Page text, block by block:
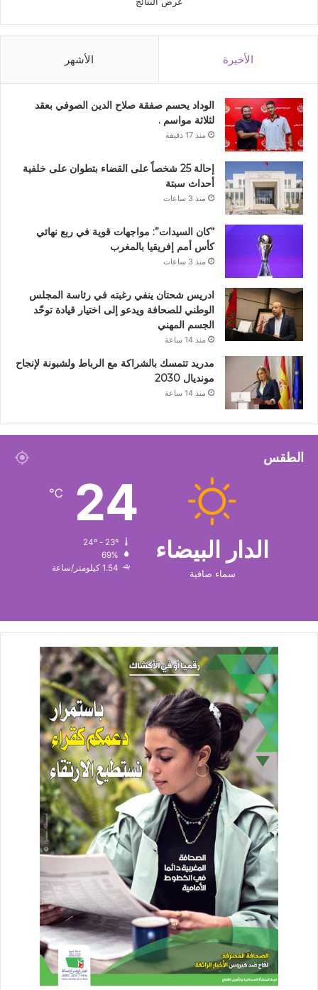
الأخيرة الأشهر
الوداد يحسم صفقة صلاح الدين الصوفي بعقد
لثلاثة مواسم .
منذ 17 دقيقة
إحالة 25 شخصاً على القضاء بتطوان على خلفية
أحداث سبتة
منذ 3 ساعات
“كان السيدات”: مواجهات قوية في ربع نهائي
كأس أمم إفريقيا بالمغرب
منذ 3 ساعات
ادريس شحتان ينفي رغبته في رئاسة المجلس
الوطني للصحافة ويدعو إلى اختيار قيادة توحّد
الجسم المهني
منذ 14 ساعة
مدريد تتمسك بالشراكة مع الرباط ولشبونة لإنجاح
مونديال 2030
منذ 14 ساعة
الطقس
الدار البيضاء
سماء صافية
24
℃
69%
1.54 كيلومتر/ساعة